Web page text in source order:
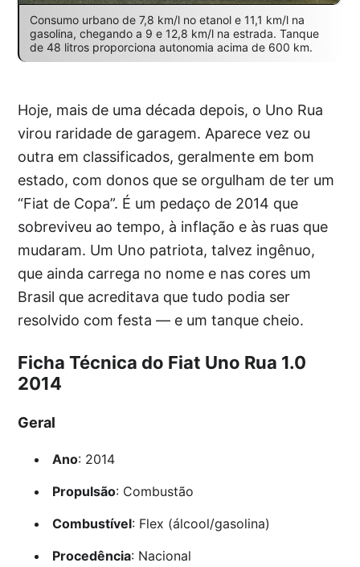
Consumo urbano de 7,8 km/l no etanol e 11,1 km/l na
gasolina, chegando a 9 e 12,8 km/l na estrada. Tanque
de 48 litros proporciona autonomia acima de 600 km.
Hoje, mais de uma década depois, o Uno Rua
virou raridade de garagem. Aparece vez ou
outra em classificados, geralmente em bom
estado, com donos que se orgulham de ter um
“Fiat de Copa”. É um pedaço de 2014 que
sobreviveu ao tempo, à inflação e às ruas que
mudaram. Um Uno patriota, talvez ingênuo,
que ainda carrega no nome e nas cores um
Brasil que acreditava que tudo podia ser
resolvido com festa — e um tanque cheio.
Ficha Técnica do Fiat Uno Rua 1.0
2014
Geral
Ano: 2014
Propulsão: Combustão
Combustível: Flex (álcool/gasolina)
Procedência: Nacional